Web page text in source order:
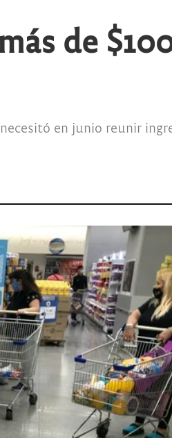
de
en junio reunir